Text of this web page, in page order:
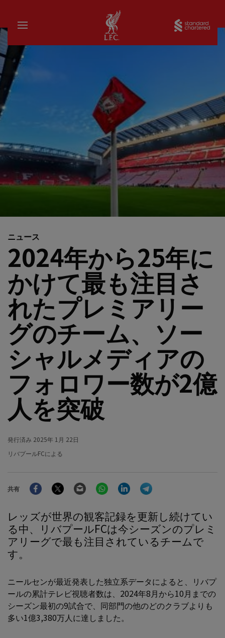
家
ニュース
2024年から25年に
かけて最も注目さ
れたプレミアリー
グのチーム、ソー
シャルメディアの
フォロワー数が2億
人を突破
発行済み 2025年 1月 22日
リバプールFCによる
共有
FacebookTwitter Email WhatsAppLinkedIn
レッズが世界の観客記録を更新し続けてい
る中、リバプールFCは今シーズンのプレミ
アリーグで最も注目されているチームで
す。
ニールセンが最近発表した独立系データによると、リバプ
ールの累計テレビ視聴者数は、2024年8月から10月までの
シーズン最初の9試合で、同部門の他のどのクラブよりも
多い1億3,380万人に達しました。